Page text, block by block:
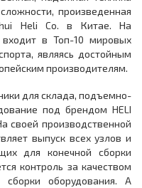
произведенная
Heli Co. в Китае. На
входит в Топ-10 мировых
являясь достойным
производителям.
для склада, подъемно-
под брендом HELI
своей производственной
выпуск всех узлов и
для конечной сборки
контроль за качеством
оборудования. А